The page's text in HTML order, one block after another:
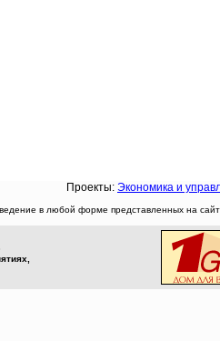
Проекты: Экономика и
в любой форме представленных на